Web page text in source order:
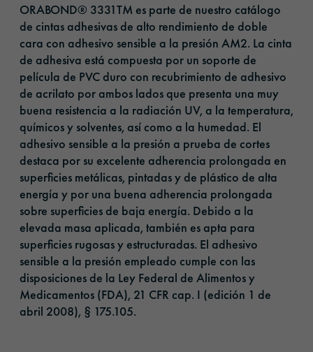
ORABOND® 3331TM es parte de nuestro catálogo
de cintas adhesivas de alto rendimiento de doble
cara con adhesivo sensible a la presión AM2. La cinta
de adhesiva está compuesta por un soporte de
película de PVC duro con recubrimiento de adhesivo
de acrilato por ambos lados que presenta una muy
buena resistencia a la radiación UV, a la temperatura,
químicos y solventes, así como a la humedad. El
adhesivo sensible a la presión a prueba de cortes
destaca por su excelente adherencia prolongada en
superficies metálicas, pintadas y de plástico de alta
energía y por una buena adherencia prolongada
sobre superficies de baja energía. Debido a la
elevada masa aplicada, también es apta para
superficies rugosas y estructuradas. El adhesivo
sensible a la presión empleado cumple con las
disposiciones de la Ley Federal de Alimentos y
Medicamentos (FDA), 21 CFR cap. I (edición 1 de
abril 2008), § 175.105.